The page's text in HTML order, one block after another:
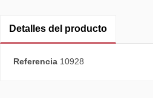
Detalles del producto
Referencia 10928